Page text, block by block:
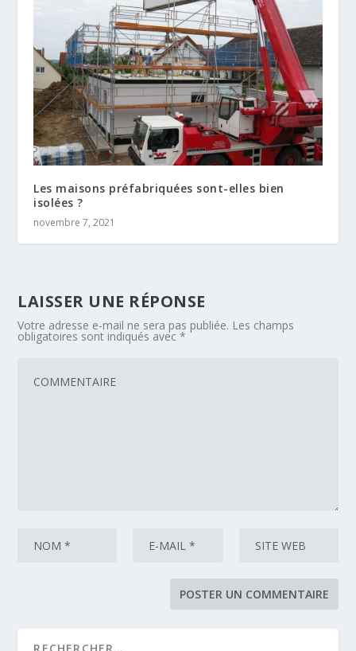
Les maisons préfabriquées sont-elles bien
isolées ?
novembre 7, 2021
LAISSER UNE RÉPONSE
Votre adresse e-mail ne sera pas publiée. Les champs
obligatoires sont indiqués avec*